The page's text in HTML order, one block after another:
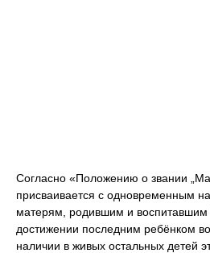
Согласно «Положению о звании
присваивается с одновременным
матерям, родившим и воспитавшим
достижении последним ребёнком
наличии в живых остальных детей